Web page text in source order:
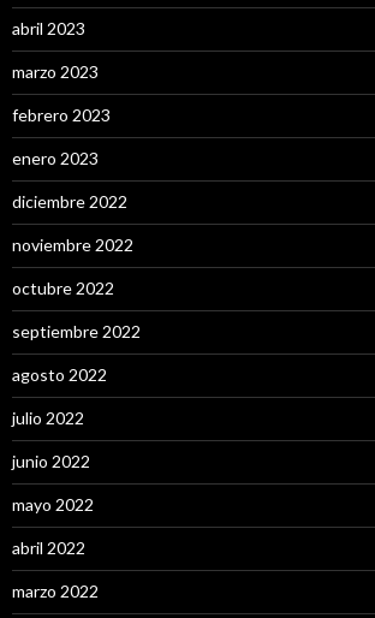
abril 2023
marzo 2023
febrero 2023
enero 2023
diciembre 2022
noviembre 2022
octubre 2022
septiembre 2022
agosto 2022
julio 2022
junio 2022
mayo 2022
abril 2022
marzo 2022